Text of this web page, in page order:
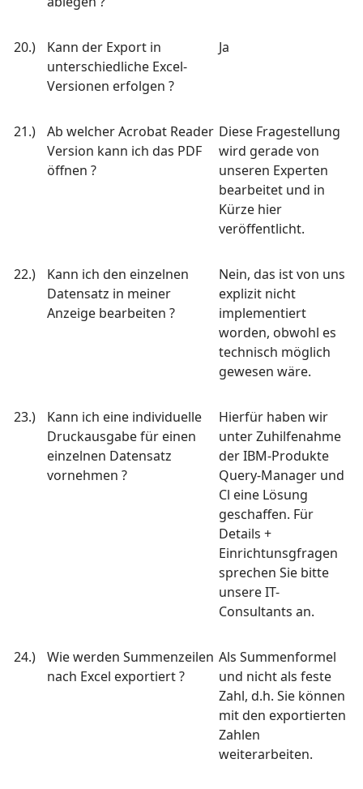
20.)
Kann der Export in
unterschiedliche Excel-
Versionen erfolgen ?
Ja
21.)
Ab welcher Acrobat Reader
Version kann ich das PDF
öffnen ?
Diese Fragestellung
wird gerade von
unseren Experten
bearbeitet und in
Kürze hier
veröffentlicht.
22.)
Kann ich den einzelnen
Datensatz in meiner
Anzeige bearbeiten ?
Nein, das ist von uns
explizit nicht
implementiert
worden, obwohl es
technisch möglich
gewesen wäre.
23.)
Kann ich eine individuelle
Druckausgabe für einen
einzelnen Datensatz
vornehmen ?
Hierfür haben wir
unter Zuhilfenahme
der IBM-Produkte
Query-Manager und
Cl eine Lösung
geschaffen. Für
Details +
Einrichtunsgfragen
sprechen Sie bitte
unsere IT-
Consultants an.
24.)
Wie werden Summenzeilen
nach Excel exportiert ?
Als Summenformel
und nicht als feste
Zahl, d.h. Sie können
mit den exportierten
Zahlen
weiterarbeiten.